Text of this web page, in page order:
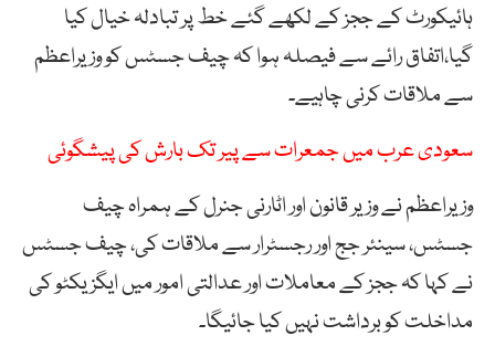
ہائیکورٹ کے ججز کے لکھے گئے خط پر تبادلہ خیال کیا
گیا،اتفاق رائے سے فیصلہ ہوا کہ چیف جسٹس کو وزیراعظم
سے ملاقات کرنی چاہیے۔
سعودی عرب میں جمعرات سے پیر تک بارش کی پیشگوئی
وزیراعظم نے وزیر قانون اور اٹارنی جنرل کے ہمراہ چیف
جسٹس، سینئر جج اور رجسٹرار سے ملاقات کی، چیف جسٹس
نے کہا کہ ججز کے معاملات اور عدالتی امور میں ایگزیکٹو کی
مداخلت کو برداشت نہیں کیا جائیگا۔